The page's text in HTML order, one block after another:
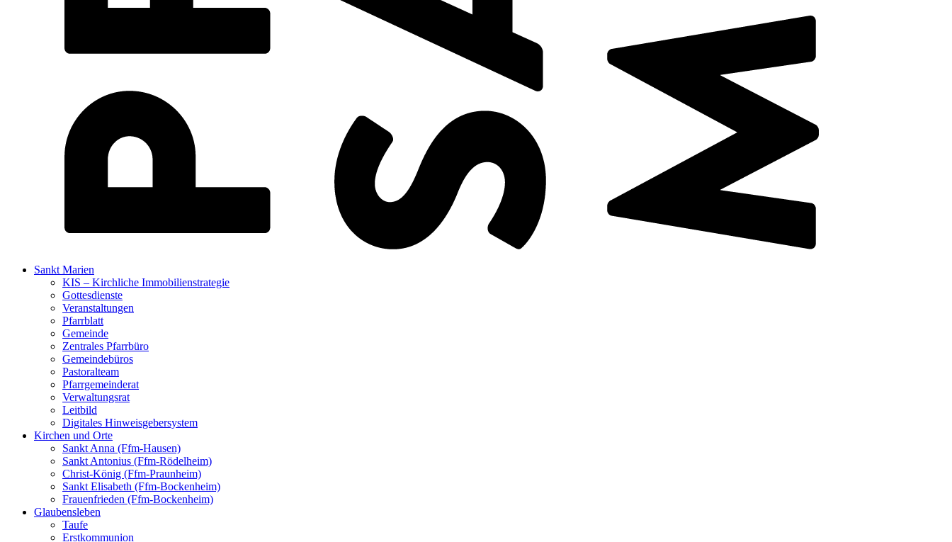
Sankt Marien
KIS – Kirchliche Immobilienstrategie
Gottesdienste
Veranstaltungen
Pfarrblatt
Gemeinde
Zentrales Pfarrbüro
Gemeindebüros
Pastoralteam
Pfarrgemeinderat
Verwaltungsrat
Leitbild
Digitales Hinweisgebersystem
Kirchen und Orte
Sankt Anna (Ffm-Hausen)
Sankt Antonius (Ffm-Rödelheim)
Christ-König (Ffm-Praunheim)
Sankt Elisabeth (Ffm-Bockenheim)
Frauenfrieden (Ffm-Bockenheim)
Glaubensleben
Taufe
Erstkommunion